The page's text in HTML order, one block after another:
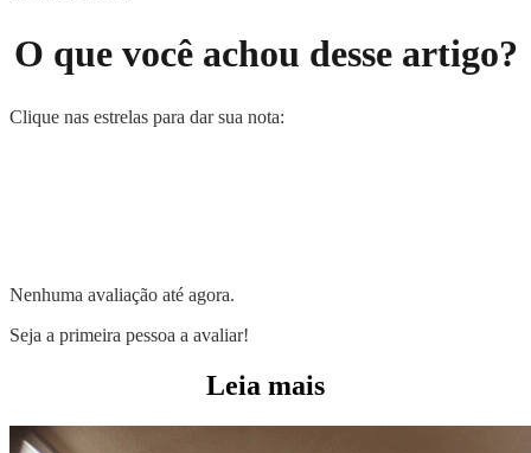
O que você achou desse artigo?
Clique nas estrelas para dar sua nota:
Nenhuma avaliação até agora.
Seja a primeira pessoa a avaliar!
Leia mais